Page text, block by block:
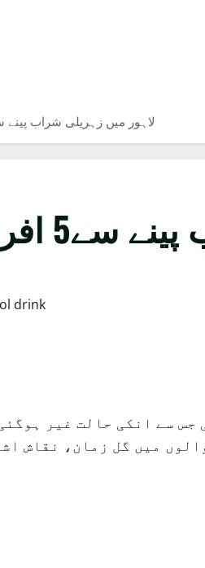
لاہور میں زہریلی شراب پینے سے5 افراد
درج
سے انکی حالت غیر
میں گل زمان، نقاش